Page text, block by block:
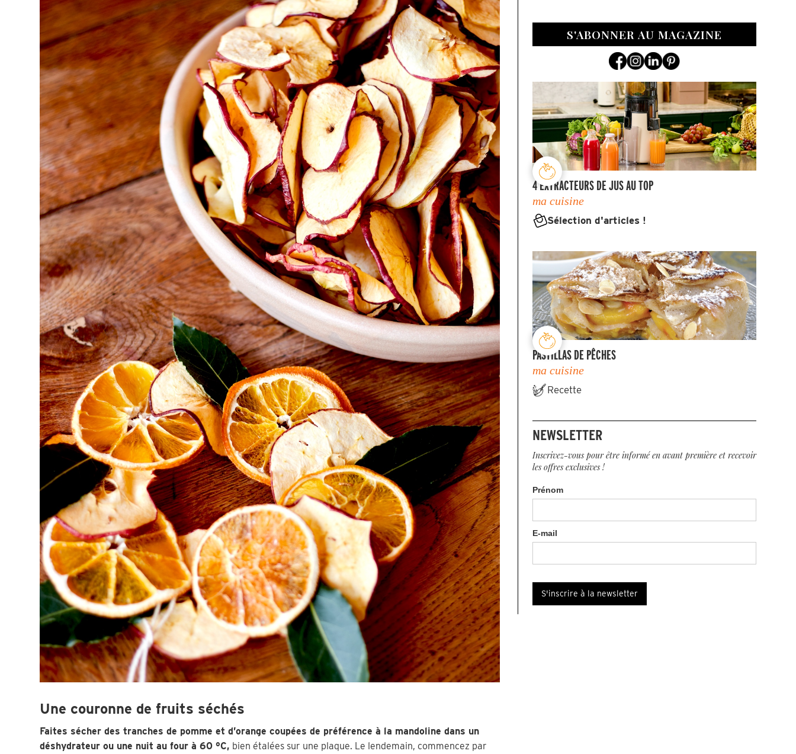
Une couronne de fruits séchés
Faites sécher des tranches de pomme et d’orange coupées de préférence à la mandoline dans un
déshydrateur ou une nuit au four à 60 °C, bien étalées sur une plaque. Le lendemain, commencez par
S'ABONNER AU MAGAZINE
4 EXTRACTEURS DE JUS AU TOP
ma cuisine
Sélection d'articles !
PASTILLAS DE PÊCHES
ma cuisine
Recette
NEWSLETTER
Inscrivez-vous pour être informé en avant première et recevoir
les offres exclusives !
Prénom
E-mail